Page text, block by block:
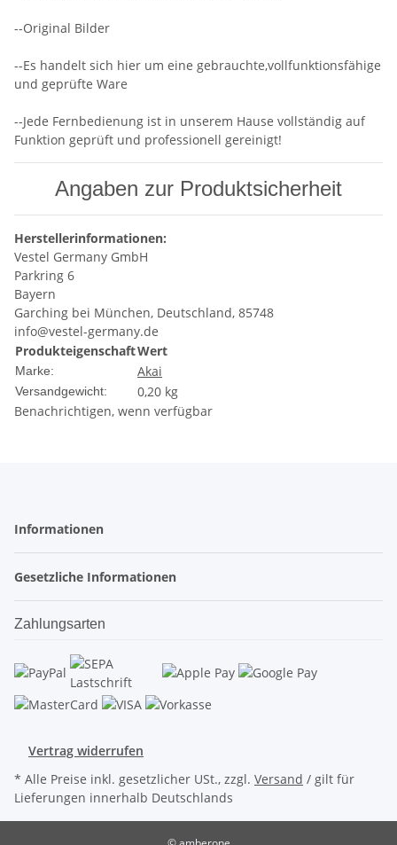
--Original Bilder
--Es handelt sich hier um eine gebrauchte,vollfunktionsfähige
und geprüfte Ware
--Jede Fernbedienung ist in unserem Hause vollständig auf
Funktion geprüft und professionell gereinigt!
Angaben zur Produktsicherheit
Herstellerinformationen:
Vestel Germany GmbH
Parkring 6
Bayern
Garching bei München, Deutschland, 85748
info@vestel-germany.de
ProdukteigenschaftWert
Marke: Akai
Versandgewicht:
0,20 kg
Benachrichtigen, wenn verfügbar
Informationen
Gesetzliche Informationen
Zahlungsarten
Vertrag widerrufen
* Alle Preise inkl. gesetzlicher USt., zzgl. Versand / gilt für
Lieferungen innerhalb Deutschlands